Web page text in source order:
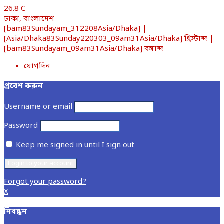
26.8 C
ঢাকা, বাংলাদেশ
[bam83Sundayam_312208Asia/Dhaka] |
[Asia/Dhaka83Sunday220303_09am31Asia/Dhaka] খ্রিস্টাব্দ |
[bam83Sundayam_09am31Asia/Dhaka] বঙ্গাব্দ
যোগদিন
প্রবেশ করুন
Username or email
Password
Keep me signed in until I sign out
Forgot your password?
X
নিবন্ধন